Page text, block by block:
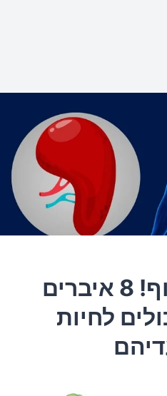
נפלאות הגוף! 8 איברים
לחיות